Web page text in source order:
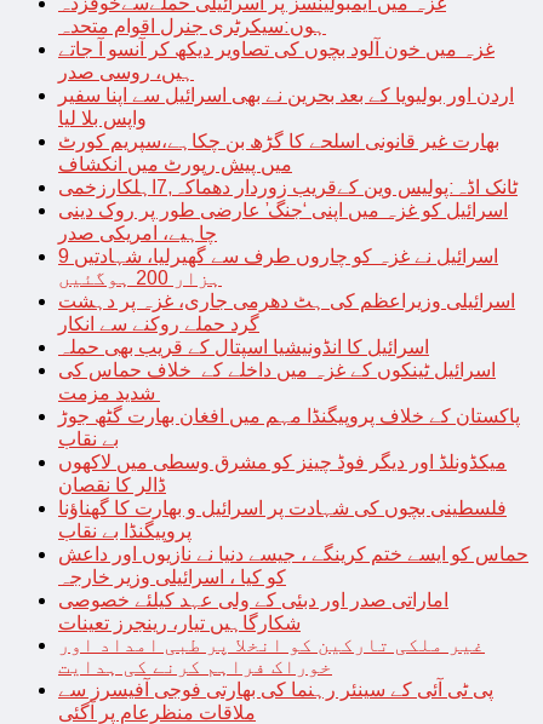
ہوں:سیکرٹری جنرل اقوام متحدہ
غزہ میں خون آلود بچوں کی تصاویر دیکھ کر آنسو آ جاتے
ہیں، روسی صدر
اردن اور بولیویا کے بعد بحرین نے بھی اسرائیل سے اپنا سفیر
واپس بلا لیا
بھارت غیر قانونی اسلحے کا گڑھ بن چکاہے،سپریم کورٹ
میں پیش رپورٹ میں انکشاف
ٹانک اڈہ:پولیس وین کےقریب زوردار دھماکہ,7اہلکارزخمی
اسرائیل کو غزہ میں اپنی ‘جنگ’ عارضی طور پر روک دینی
چاہیے، امریکی صدر
اسرائیل نے غزہ کو چاروں طرف سے گھیرلیا، شہادتیں 9
ہزار 200 ہوگئیں
اسرائیلی وزیراعظم کی ہٹ دھرمی جاری، غزہ پر دہشت
گرد حملے روکنے سے انکار
اسرائیل کا انڈونیشیا اسپتال کے قریب بھی حملہ
اسرائیل ٹینکوں کے غزہ میں داخلے کے خلاف حماس کی
پاکستان کے خلاف پروپیگنڈا مہم میں افغان بھارت گٹھ جوڑ
بے نقاب
میکڈونلڈ اور دیگر فوڈ چینز کو مشرق وسطی میں لاکھوں
ڈالر کا نقصان
فلسطینی بچوں کی شہادت پر اسرائیل و بھارت کا گھناؤنا
پروپیگنڈا بے نقاب
حماس کو ایسے ختم کرینگے ، جیسے دنیا نے نازیوں اور داعش
کو کیا ، اسرائیلی وزیر خارجہ
اماراتی صدر اور دبئی کے ولی عہد کیلئے خصوصی
شکارگاہیں تیار، رینجرز تعینات
غیر ملکی تارکین کو انخلا پر طبی امداد اور
خوراک فراہم کرنے کی ہدایت
پی ٹی آئی کے سینئر رہنما کی بھارتی فوجی آفیسرز سے
ملاقات منظرعام پر آگئی